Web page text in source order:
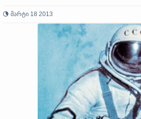
მარტი 18 2013